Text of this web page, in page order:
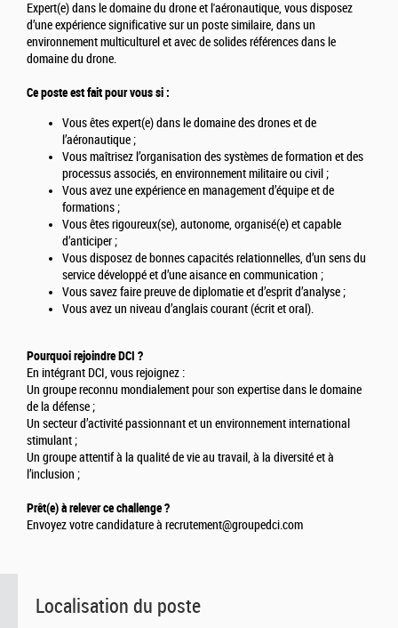
Expert(e) dans le domaine du drone et l'aéronautique, vous disposez
d’une expérience significative sur un poste similaire, dans un
environnement multiculturel et avec de solides références dans le
domaine du drone.
Ce poste est fait pour vous si :
Vous êtes expert(e) dans le domaine des drones et de
l’aéronautique ;
Vous maîtrisez l’organisation des systèmes de formation et des
processus associés, en environnement militaire ou civil ;
Vous avez une expérience en management d’équipe et de
formations ;
Vous êtes rigoureux(se), autonome, organisé(e) et capable
d’anticiper ;
Vous disposez de bonnes capacités relationnelles, d’un sens du
service développé et d’une aisance en communication ;
Vous savez faire preuve de diplomatie et d’esprit d’analyse ;
Vous avez un niveau d’anglais courant (écrit et oral).
Pourquoi rejoindre DCI ?
En intégrant DCI, vous rejoignez :
Un groupe reconnu mondialement pour son expertise dans le domaine
de la défense ;
Un secteur d’activité passionnant et un environnement international
stimulant ;
Un groupe attentif à la qualité de vie au travail, à la diversité et à
l’inclusion ;
Prêt(e) à relever ce challenge ?
Envoyez votre candidature à recrutement@groupedci.com
Localisation du poste